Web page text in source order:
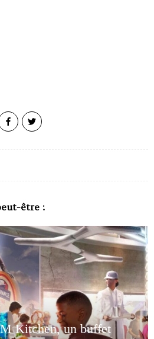
être :
Kitchen, un buffet